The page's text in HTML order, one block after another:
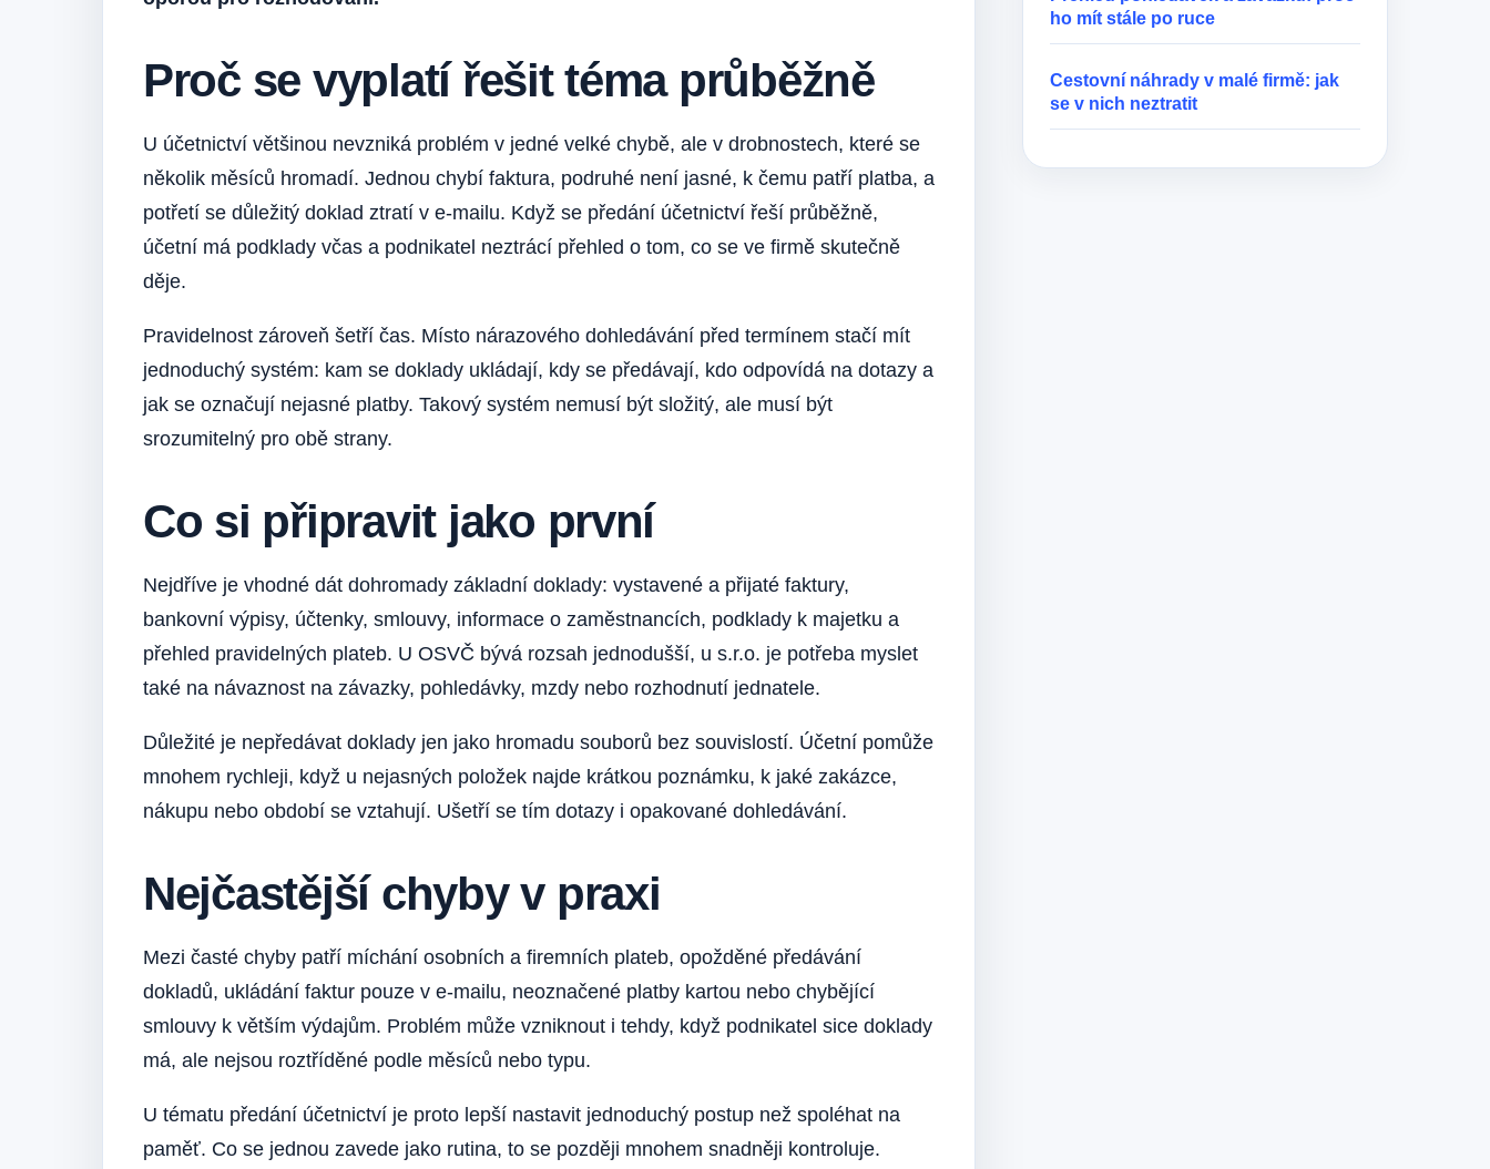
Proč se vyplatí řešit téma průběžně
U účetnictví většinou nevzniká problém v jedné velké chybě, ale v drobnostech, které se
několik měsíců hromadí. Jednou chybí faktura, podruhé není jasné, k čemu patří platba, a
potřetí se důležitý doklad ztratí v e-mailu. Když se předání účetnictví řeší průběžně,
účetní má podklady včas a podnikatel neztrácí přehled o tom, co se ve firmě skutečně
děje.
Pravidelnost zároveň šetří čas. Místo nárazového dohledávání před termínem stačí mít
jednoduchý systém: kam se doklady ukládají, kdy se předávají, kdo odpovídá na dotazy a
jak se označují nejasné platby. Takový systém nemusí být složitý, ale musí být
srozumitelný pro obě strany.
Co si připravit jako první
Nejdříve je vhodné dát dohromady základní doklady: vystavené a přijaté faktury,
bankovní výpisy, účtenky, smlouvy, informace o zaměstnancích, podklady k majetku a
přehled pravidelných plateb. U OSVČ bývá rozsah jednodušší, u s.r.o. je potřeba myslet
také na návaznost na závazky, pohledávky, mzdy nebo rozhodnutí jednatele.
Důležité je nepředávat doklady jen jako hromadu souborů bez souvislostí. Účetní pomůže
mnohem rychleji, když u nejasných položek najde krátkou poznámku, k jaké zakázce,
nákupu nebo období se vztahují. Ušetří se tím dotazy i opakované dohledávání.
Nejčastější chyby v praxi
Mezi časté chyby patří míchání osobních a firemních plateb, opožděné předávání
dokladů, ukládání faktur pouze v e-mailu, neoznačené platby kartou nebo chybějící
smlouvy k větším výdajům. Problém může vzniknout i tehdy, když podnikatel sice doklady
má, ale nejsou roztříděné podle měsíců nebo typu.
U tématu předání účetnictví je proto lepší nastavit jednoduchý postup než spoléhat na
paměť. Co se jednou zavede jako rutina, to se později mnohem snadněji kontroluje.
ho mít stále po ruce
Cestovní náhrady v malé firmě: jak
se v nich neztratit